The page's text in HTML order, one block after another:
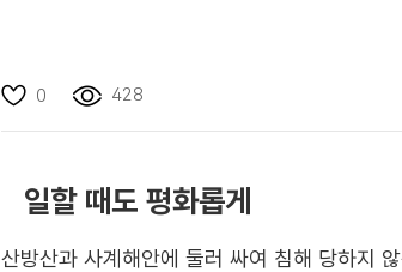
0 428
일할 때도 평화롭게
산방산과 사계해안에 둘러 싸여 침해 당하지